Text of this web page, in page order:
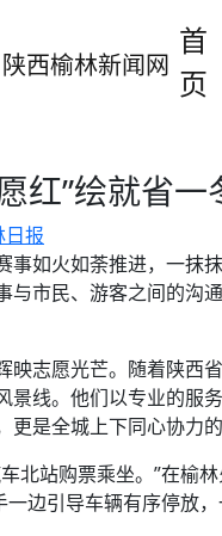
首
页
红”绘就省
日报
事如火如荼推进，一抹
与市民、游客之间的沟
映志愿光芒。随着陕西
景线。他们以专业的服
是全城上下同心协力的
北站购票乘坐。”在榆
边引导车辆有序停放